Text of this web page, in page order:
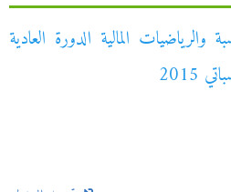
والرياضيات المالية الدورة العادية
2015